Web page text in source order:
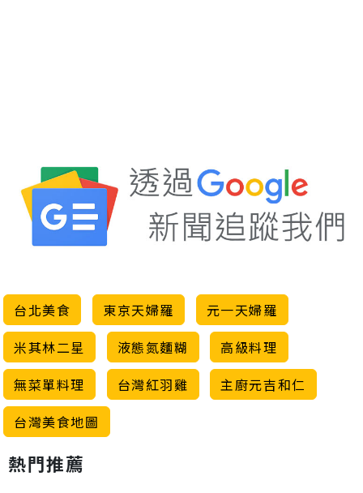
台北美食 東京天婦羅
元一天婦羅
米其林二星
液態氮麵糊
高級料理
無菜單料理
台灣紅羽雞
主廚元吉和仁
台灣美食地圖
熱門推薦